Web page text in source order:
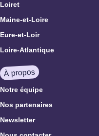
Loiret
Maine-et-Loire
Eure-et-Loir
Loire-Atlantique
À propos
Notre équipe
Nos partenaires
Newsletter